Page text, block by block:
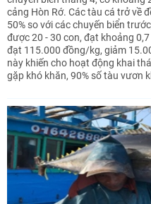
cảng Hòn Rớ. Các tàu cá trở về
50% so với các chuyến biển
được 20 - 30 con, đạt khoảng
đạt 115.000 đồng/kg, giảm
này khiến cho hoạt động khai
gặp khó khăn, 90% số tàu vươn